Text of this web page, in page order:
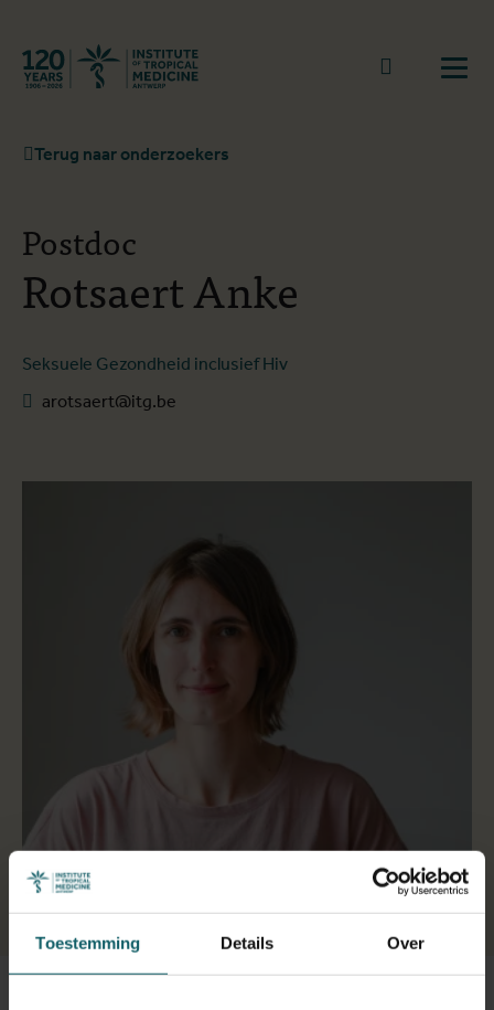
Toestemming Details Over
Terug naar start
Naar
Terug naar onderzoekers
Rotsaert Anke
Postdoc
Seksuele Gezondheid inclusief Hiv
arotsaert@itg.be
Selecteer een tabblad